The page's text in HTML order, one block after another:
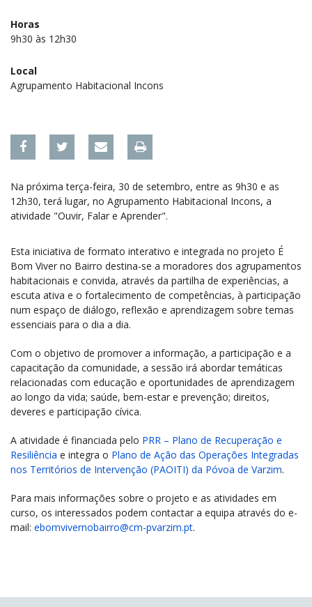
Horas
9h30 às 12h30
Local
Agrupamento Habitacional Incons
Na próxima terça-feira, 30 de setembro, entre as 9h30 e as
12h30, terá lugar, no Agrupamento Habitacional Incons, a
atividade "Ouvir, Falar e Aprender".
Esta iniciativa de formato interativo e integrada no projeto É
Bom Viver no Bairro destina-se a moradores dos agrupamentos
habitacionais e convida, através da partilha de experiências, a
escuta ativa e o fortalecimento de competências, à participação
num espaço de diálogo, reflexão e aprendizagem sobre temas
essenciais para o dia a dia.
Com o objetivo de promover a informação, a participação e a
capacitação da comunidade, a sessão irá abordar temáticas
relacionadas com educação e oportunidades de aprendizagem
ao longo da vida; saúde, bem-estar e prevenção; direitos,
deveres e participação cívica.
A atividade é financiada pelo PRR – Plano de Recuperação e
Resiliência e integra o Plano de Ação das Operações Integradas
nos Territórios de Intervenção (PAOITI) da Póvoa de Varzim.
Para mais informações sobre o projeto e as atividades em
curso, os interessados podem contactar a equipa através do e-
mail: ebomvivernobairro@cm-pvarzim.pt.